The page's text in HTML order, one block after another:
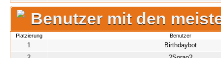
Benutzer mit den
Platzierung Benutzer
1
Birthdaybot